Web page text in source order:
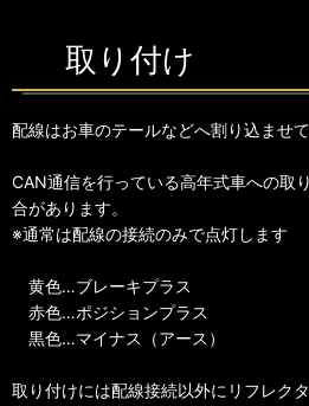
取り付け
配線はお車のテールなどへ割り込ませて
CAN通信を行っている高年式車への取
合があります。
※通常は配線の接続のみで点灯します
黄色…ブレーキプラス
赤色…ポジションプラス
黒色…マイナス（アース）
取り付けには配線接続以外にリフレク